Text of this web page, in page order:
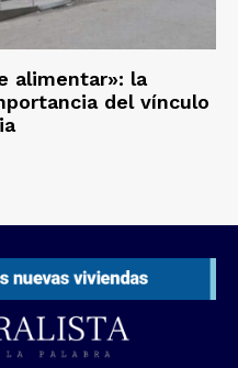
alimentar»: la
del vínculo